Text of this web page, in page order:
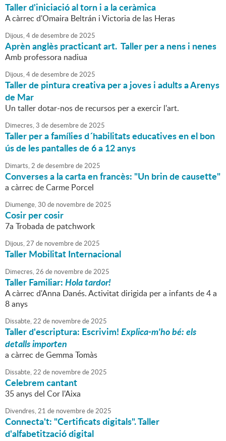
Taller d'iniciació al torn i a la ceràmica
A càrrec d'Omaira Beltrán i Victoria de las Heras
Dijous,4dedesembrede2025
Aprèn anglès practicant art. Taller per a nens i nenes
Amb professora nadiua
Dijous,4dedesembrede2025
Taller de pintura creativa per a joves i adults a Arenys
de Mar
Un taller dotar-nos de recursos per a exercir l'art.
Dimecres,3 dedesembrede2025
Taller per a famílies d´habilitats educatives en el bon
ús de les pantalles de 6 a 12 anys
Dimarts,2 dedesembrede2025
Converses a la carta en francès: "Un brin de causette"
a càrrec de Carme Porcel
Diumenge,30 de novembrede2025
Cosir per cosir
7a Trobada de patchwork
Dijous,27 de novembrede2025
Taller Mobilitat Internacional
Dimecres,26 de novembrede2025
Taller Familiar:Hola tardor!
A càrrec d'Anna Danés. Activitat dirigida per a infants de 4 a
8 anys
Dissabte,22 de novembrede2025
Taller d'escriptura: Escrivim!Explica-m'ho bé: els
detalls importen
a càrrec de Gemma Tomàs
Dissabte,22 de novembrede2025
Celebrem cantant
35 anys del Cor l'Aixa
Divendres,21 de novembrede2025
Connecta't: "Certificats digitals". Taller
d'alfabetització digital